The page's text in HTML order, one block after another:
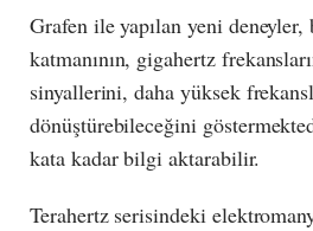
Grafen ile yapılan yeni
katmanının, gigahertz
sinyallerini, daha yüksek
dönüştürebileceğini
kata kadar bilgi aktarabilir.
Terahertz serisindeki